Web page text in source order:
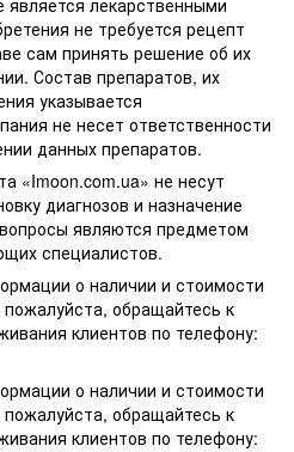
лекарственными
не требуется рецепт
сам принять решение об их
Состав препаратов, их
указывается
не несет ответственности
данных препаратов.
«Imoon.com.ua» не несут
диагнозов и назначение
являются предметом
специалистов.
о наличии и стоимости
пожалуйста, обращайтесь к
клиентов по телефону:
о наличии и стоимости
пожалуйста, обращайтесь к
клиентов по телефону: